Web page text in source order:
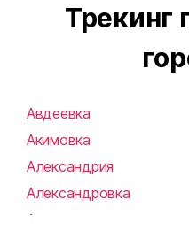
Трекинг
Авдеевка
Акимовка
Александрия
Александровка
Алупка